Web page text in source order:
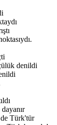
denildi
dayanır
Türk'tür